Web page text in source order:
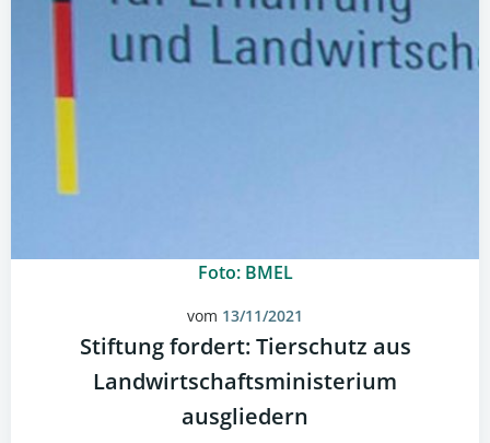
Foto: BMEL
vom 13/11/2021
Stiftung fordert: Tierschutz aus
Landwirtschaftsministerium
ausgliedern